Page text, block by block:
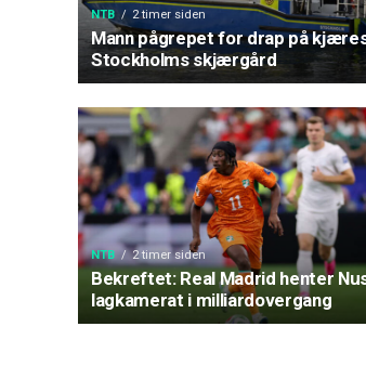
NTB 2 timer siden
Mann pågrepet for drap på
Stockholms skjærgård
NTB 2 timer siden
Bekreftet: Real Madrid henter
lagkamerat i milliardovergang